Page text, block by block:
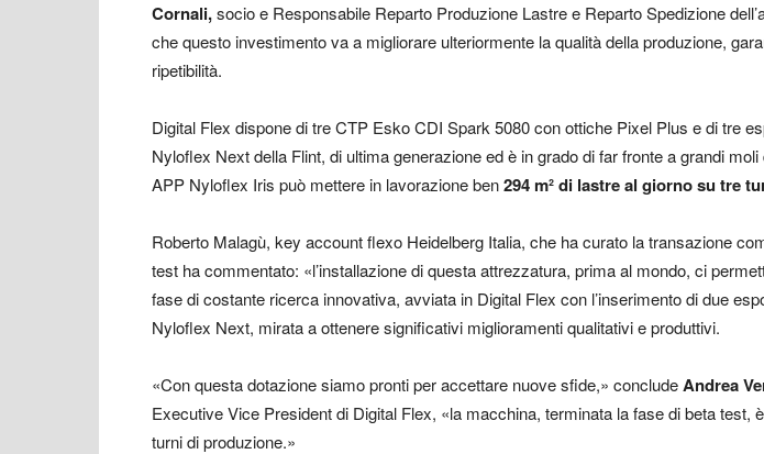
Cornali,socio e Responsabile Reparto Produzione Lastre e Reparto Spedizione
che questo investimento va a migliorare ulteriormente la qualità della produzione,
ripetibilità.
Digital Flex dispone di tre CTP Esko CDI Spark 5080 con ottiche Pixel Plus e di tre
Nyloflex Next della Flint, di ultima generazione ed è in grado di far fronte a grandi
APP Nyloflex Iris può mettere in lavorazione ben294 m² di lastre al giorno su tre
Roberto Malagù, key account flexo Heidelberg Italia, che ha curato la transazione
test ha commentato: «l’installazione di questa attrezzatura, prima al mondo, ci
fase di costante ricerca innovativa, avviata in Digital Flex con l’inserimento di due
Nyloflex Next, mirata a ottenere significativi miglioramenti qualitativi e produttivi.
«Con questa dotazione siamo pronti per accettare nuove sfide,» concludeAndrea
Executive Vice President di Digital Flex, «la macchina, terminata la fase di beta test,
turni di produzione.»